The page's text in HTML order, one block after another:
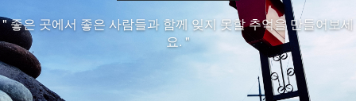
" 좋은 곳에서 좋은 사람들과 함께 잊지 못할 추억을 만들어보세
요. "